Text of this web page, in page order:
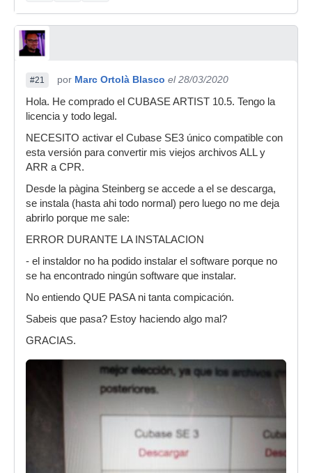
#21 por Marc Ortolà Blasco el 28/03/2020
Hola. He comprado el CUBASE ARTIST 10.5. Tengo la
licencia y todo legal.
NECESITO activar el Cubase SE3 único compatible con
esta versión para convertir mis viejos archivos ALL y
ARR a CPR.
Desde la pàgina Steinberg se accede a el se descarga,
se instala (hasta ahi todo normal) pero luego no me deja
abrirlo porque me sale:
ERROR DURANTE LA INSTALACION
- el instaldor no ha podido instalar el software porque no
se ha encontrado ningún software que instalar.
No entiendo QUE PASA ni tanta compicación.
Sabeis que pasa? Estoy haciendo algo mal?
GRACIAS.